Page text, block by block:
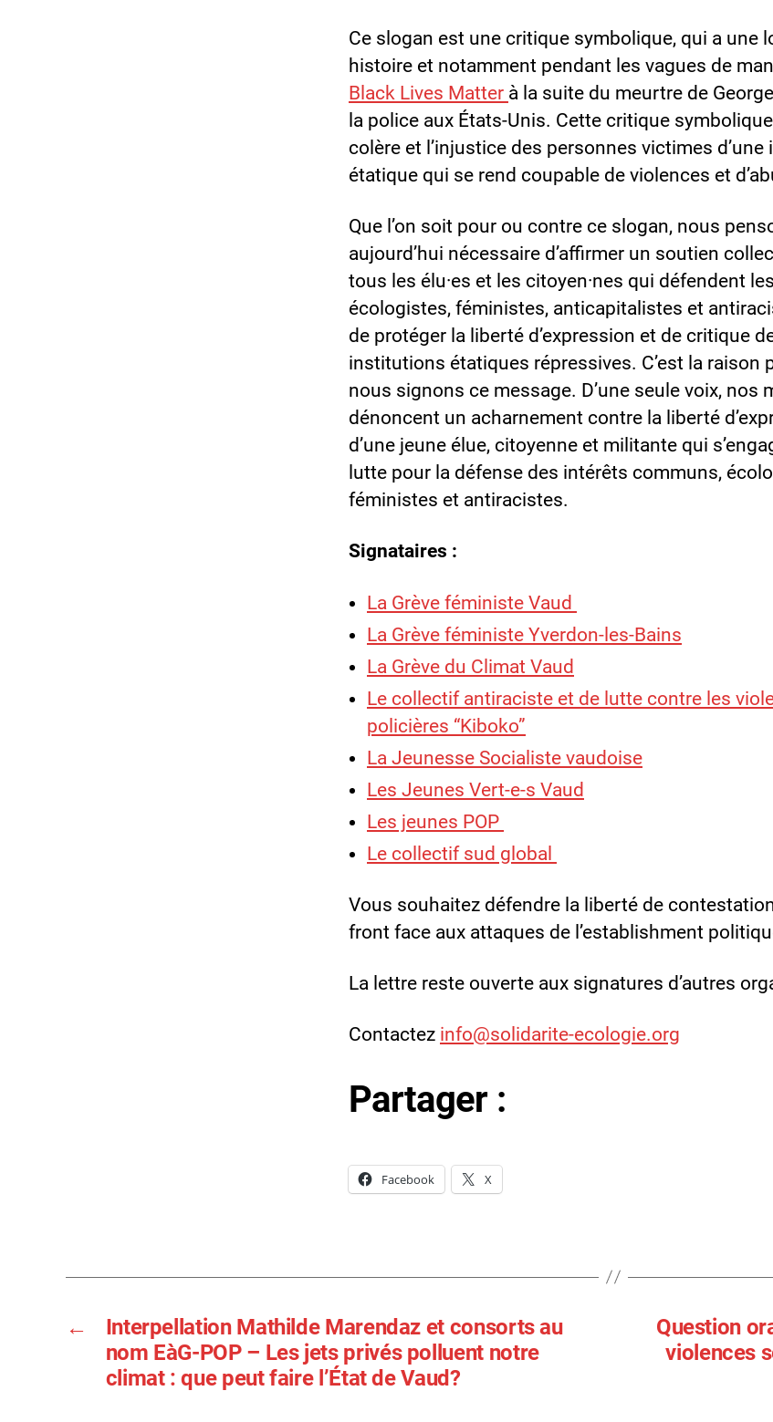
Ce slogan est une critique symbolique, qui a une
histoire et notamment pendant les vagues de
Black Lives Matter à la suite du meurtre de
la police aux États-Unis. Cette critique
colère et l’injustice des personnes victimes
étatique qui se rend coupable de violences et
Que l’on soit pour ou contre ce slogan, nous
aujourd’hui nécessaire d’affirmer un soutien
tous les élu·es et les citoyen·nes qui défendent
écologistes, féministes, anticapitalistes et
de protéger la liberté d’expression et de critique
institutions étatiques répressives. C’est la raison
nous signons ce message. D’une seule voix, nos
dénoncent un acharnement contre la liberté
d’une jeune élue, citoyenne et militante qui
lutte pour la défense des intérêts communs,
féministes et antiracistes.
Signataires :
La Grève féministe Vaud
La Grève féministe Yverdon-les-Bains
La Grève du Climat Vaud
Le collectif antiraciste et de lutte contre les
policières “Kiboko”
La Jeunesse Socialiste vaudoise
Les Jeunes Vert-e-s Vaud
Les jeunes POP
Le collectif sud global
Vous souhaitez défendre la liberté de
front face aux attaques de l’establishment
La lettre reste ouverte aux signatures d’autres
Contactez info@solidarite-ecologie.org
Partager :
Facebook X
←
Interpellation Mathilde Marendaz et consorts au
nom EàG-POP – Les jets privés polluent notre
climat : que peut faire l’État de Vaud?
Question
violences